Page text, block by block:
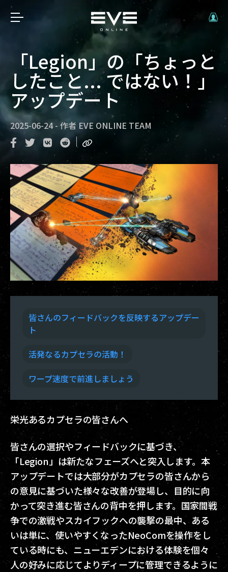
「Legion」の「ちょっと
したこと... ではない！」
アップデート
2025-06-24 - 作者 EVE ONLINE TEAM
皆さんのフィードバックを反映するアップデー
ト
活発なるカプセラの活動！
ワープ速度で前進しましょう
栄光あるカプセラの皆さんへ
皆さんの選択やフィードバックに基づき、
「Legion」は新たなフェーズへと突入します。本
アップデートでは大部分がカプセラの皆さんから
の意見に基づいた様々な改善が登場し、目的に向
かって突き進む皆さんの背中を押します。国家間戦
争での激戦やスカイフックへの襲撃の最中、ある
いは単に、使いやすくなったNeoComを操作をし
ている時にも、ニューエデンにおける体験を個々
人の好みに応じてよりディープに管理できるように